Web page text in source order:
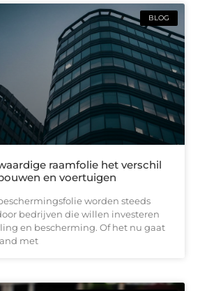
BLOG
raamfolie het verschil
en voertuigen
worden steeds
bedrijven die willen investeren
en bescherming. Of het nu gaat
met